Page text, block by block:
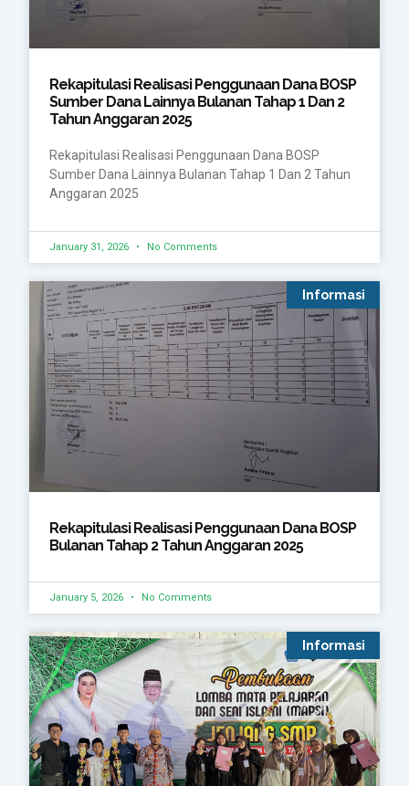
Rekapitulasi Realisasi Penggunaan Dana BOSP
Sumber Dana Lainnya Bulanan Tahap 1 Dan 2
Tahun Anggaran 2025
Rekapitulasi Realisasi Penggunaan Dana BOSP
Sumber Dana Lainnya Bulanan Tahap 1 Dan 2 Tahun
Anggaran 2025
January 31, 2026 No Comments
Informasi
Rekapitulasi Realisasi Penggunaan Dana BOSP
Bulanan Tahap 2 Tahun Anggaran 2025
January 5, 2026 No Comments
Informasi